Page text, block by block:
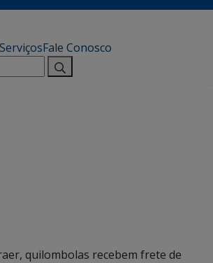
ServiçosFale Conosco
quilombolas recebem frete de